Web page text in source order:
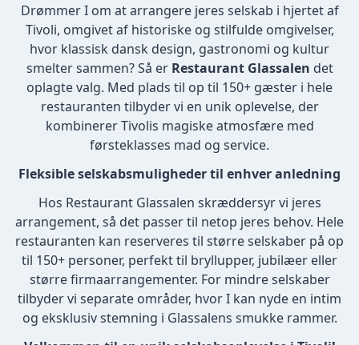
Drømmer I om at arrangere jeres selskab i hjertet af
Tivoli, omgivet af historiske og stilfulde omgivelser,
hvor klassisk dansk design, gastronomi og kultur
smelter sammen? Så er Restaurant Glassalen det
oplagte valg. Med plads til op til 150+ gæster i hele
restauranten tilbyder vi en unik oplevelse, der
kombinerer Tivolis magiske atmosfære med
førsteklasses mad og service.
Fleksible selskabsmuligheder til enhver anledning
Hos Restaurant Glassalen skræddersyr vi jeres
arrangement, så det passer til netop jeres behov. Hele
restauranten kan reserveres til større selskaber på op
til 150+ personer, perfekt til bryllupper, jubilæer eller
større firmaarrangementer. For mindre selskaber
tilbyder vi separate områder, hvor I kan nyde en intim
og eksklusiv stemning i Glassalens smukke rammer.